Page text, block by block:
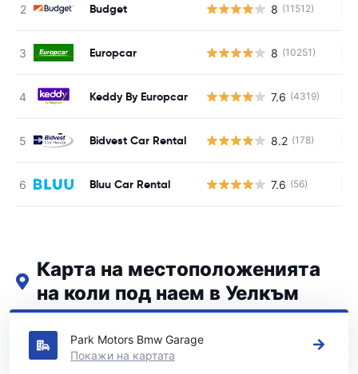
Budget 8 (11512)
Europcar 8 (10251)
Keddy By Europcar 7.6 (4319)
Bidvest Car Rental 8.2 (178)
Bluu Car Rental 7.6 (56)
Карта на местоположенията
на коли под наем в Уелкъм
Вижте нашите основни места за коли под наем в Уелкъм
Park Motors Bmw Garage
Покажи на картата